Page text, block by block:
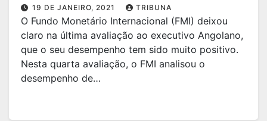
19 DE JANEIRO, 2021 TRIBUNA
O Fundo Monetário Internacional (FMI) deixou
claro na última avaliação ao executivo Angolano,
que o seu desempenho tem sido muito positivo.
Nesta quarta avaliação, o FMI analisou o
desempenho de…